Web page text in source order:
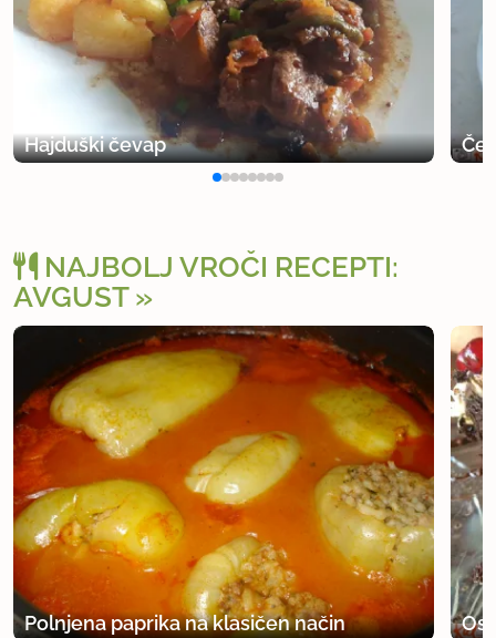
Hajduški čevap
NAJBOLJ VROČI RECEPTI:
AVGUST
Polnjena paprika na klasičen način